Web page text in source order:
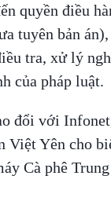
quyền điều
tuyên bản
tra, xử lý
của pháp luật.
đổi với
Việt Yên cho
Cà phê